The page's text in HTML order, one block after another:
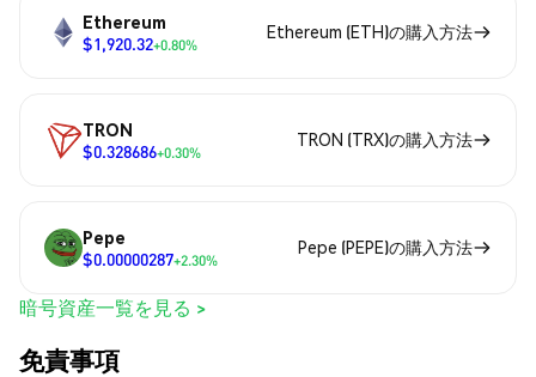
Ethereum
$1,920.32+0.80%
Ethereum (ETH)の購入方法
TRON
$0.328686+0.30%
TRON (TRX)の購入方法
Pepe
$0.00000287+2.30%
Pepe (PEPE)の購入方法
暗号資産一覧を見る >
免責事項